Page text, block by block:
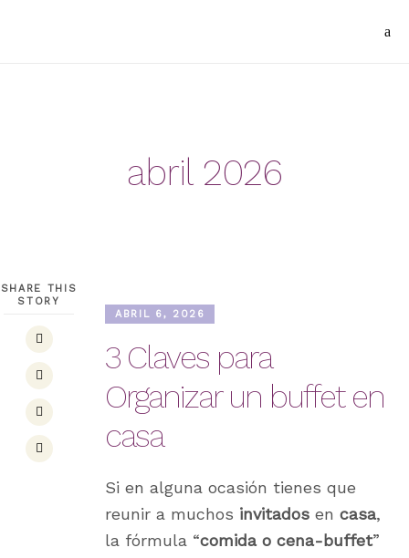
abril 2026
SHARE THIS
STORY
ABRIL 6, 2026
3 Claves para
Organizar un buffet en
casa
Si en alguna ocasión tienes que
reunir a muchos invitados en casa,
la fórmula “comida o cena-buffet”